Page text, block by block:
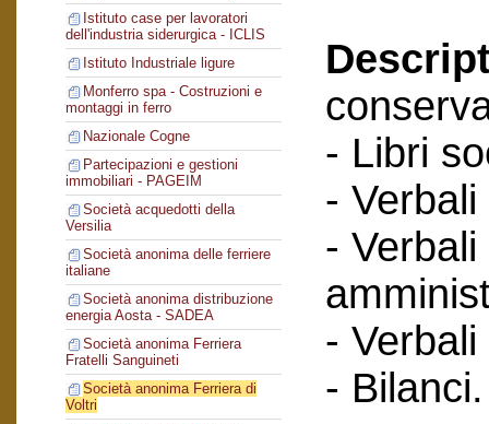
Istituto case per lavoratori
dell'industria siderurgica - ICLIS
Istituto Industriale ligure
Monferro spa - Costruzioni e
montaggi in ferro
Nazionale Cogne
Partecipazioni e gestioni
immobiliari - PAGEIM
Società acquedotti della
Versilia
Società anonima delle ferriere
italiane
Società anonima distribuzione
energia Aosta - SADEA
Società anonima Ferriera
Fratelli Sanguineti
Società anonima Ferriera di
Voltri
- Libri
-
-
-
- Bilanci.